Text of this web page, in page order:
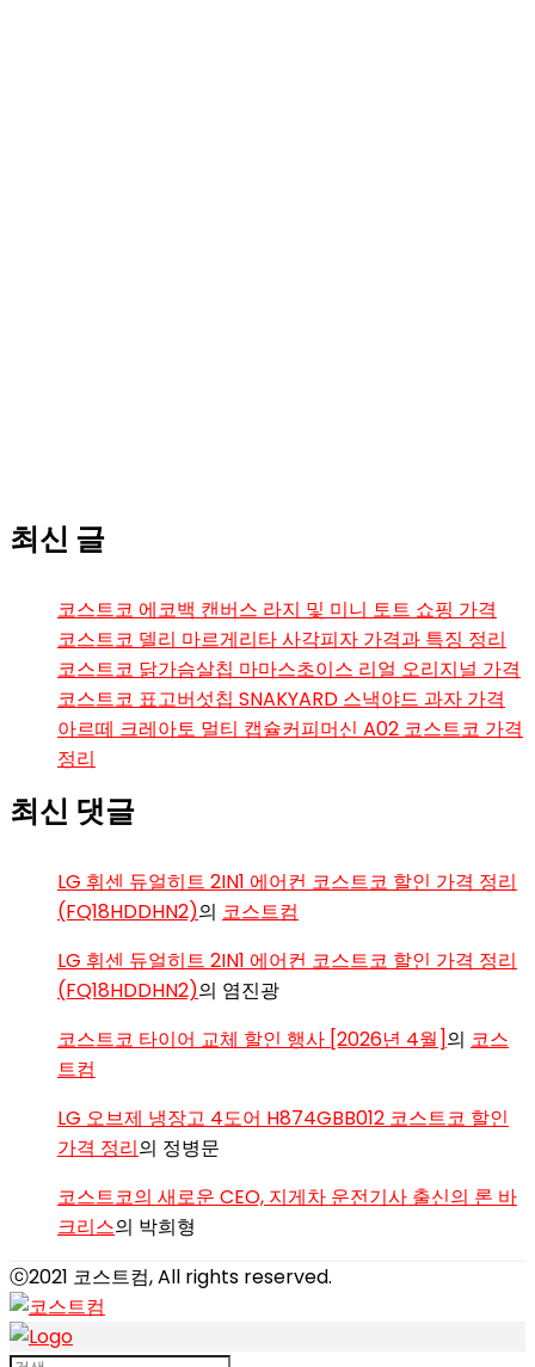
최신 글
코스트코 에코백 캔버스 라지 및 미니 토트 쇼핑 가격
코스트코 델리 마르게리타 사각피자 가격과 특징 정리
코스트코 닭가슴살칩 마마스초이스 리얼 오리지널 가격
코스트코 표고버섯칩 SNAKYARD 스낵야드 과자 가격
아르떼 크레아토 멀티 캡슐커피머신 A02 코스트코 가격
정리
최신 댓글
LG 휘센 듀얼히트 2IN1 에어컨 코스트코 할인 가격 정리
(FQ18HDDHN2)의 코스트컴
LG 휘센 듀얼히트 2IN1 에어컨 코스트코 할인 가격 정리
(FQ18HDDHN2)의 염진광
코스트코 타이어 교체 할인 행사 [2026년 4월]의 코스
트컴
LG 오브제 냉장고 4도어 H874GBB012 코스트코 할인
가격 정리의 정병문
코스트코의 새로운 CEO, 지게차 운전기사 출신의 론 바
크리스의 박희형
ⓒ2021 코스트컴, All rights reserved.